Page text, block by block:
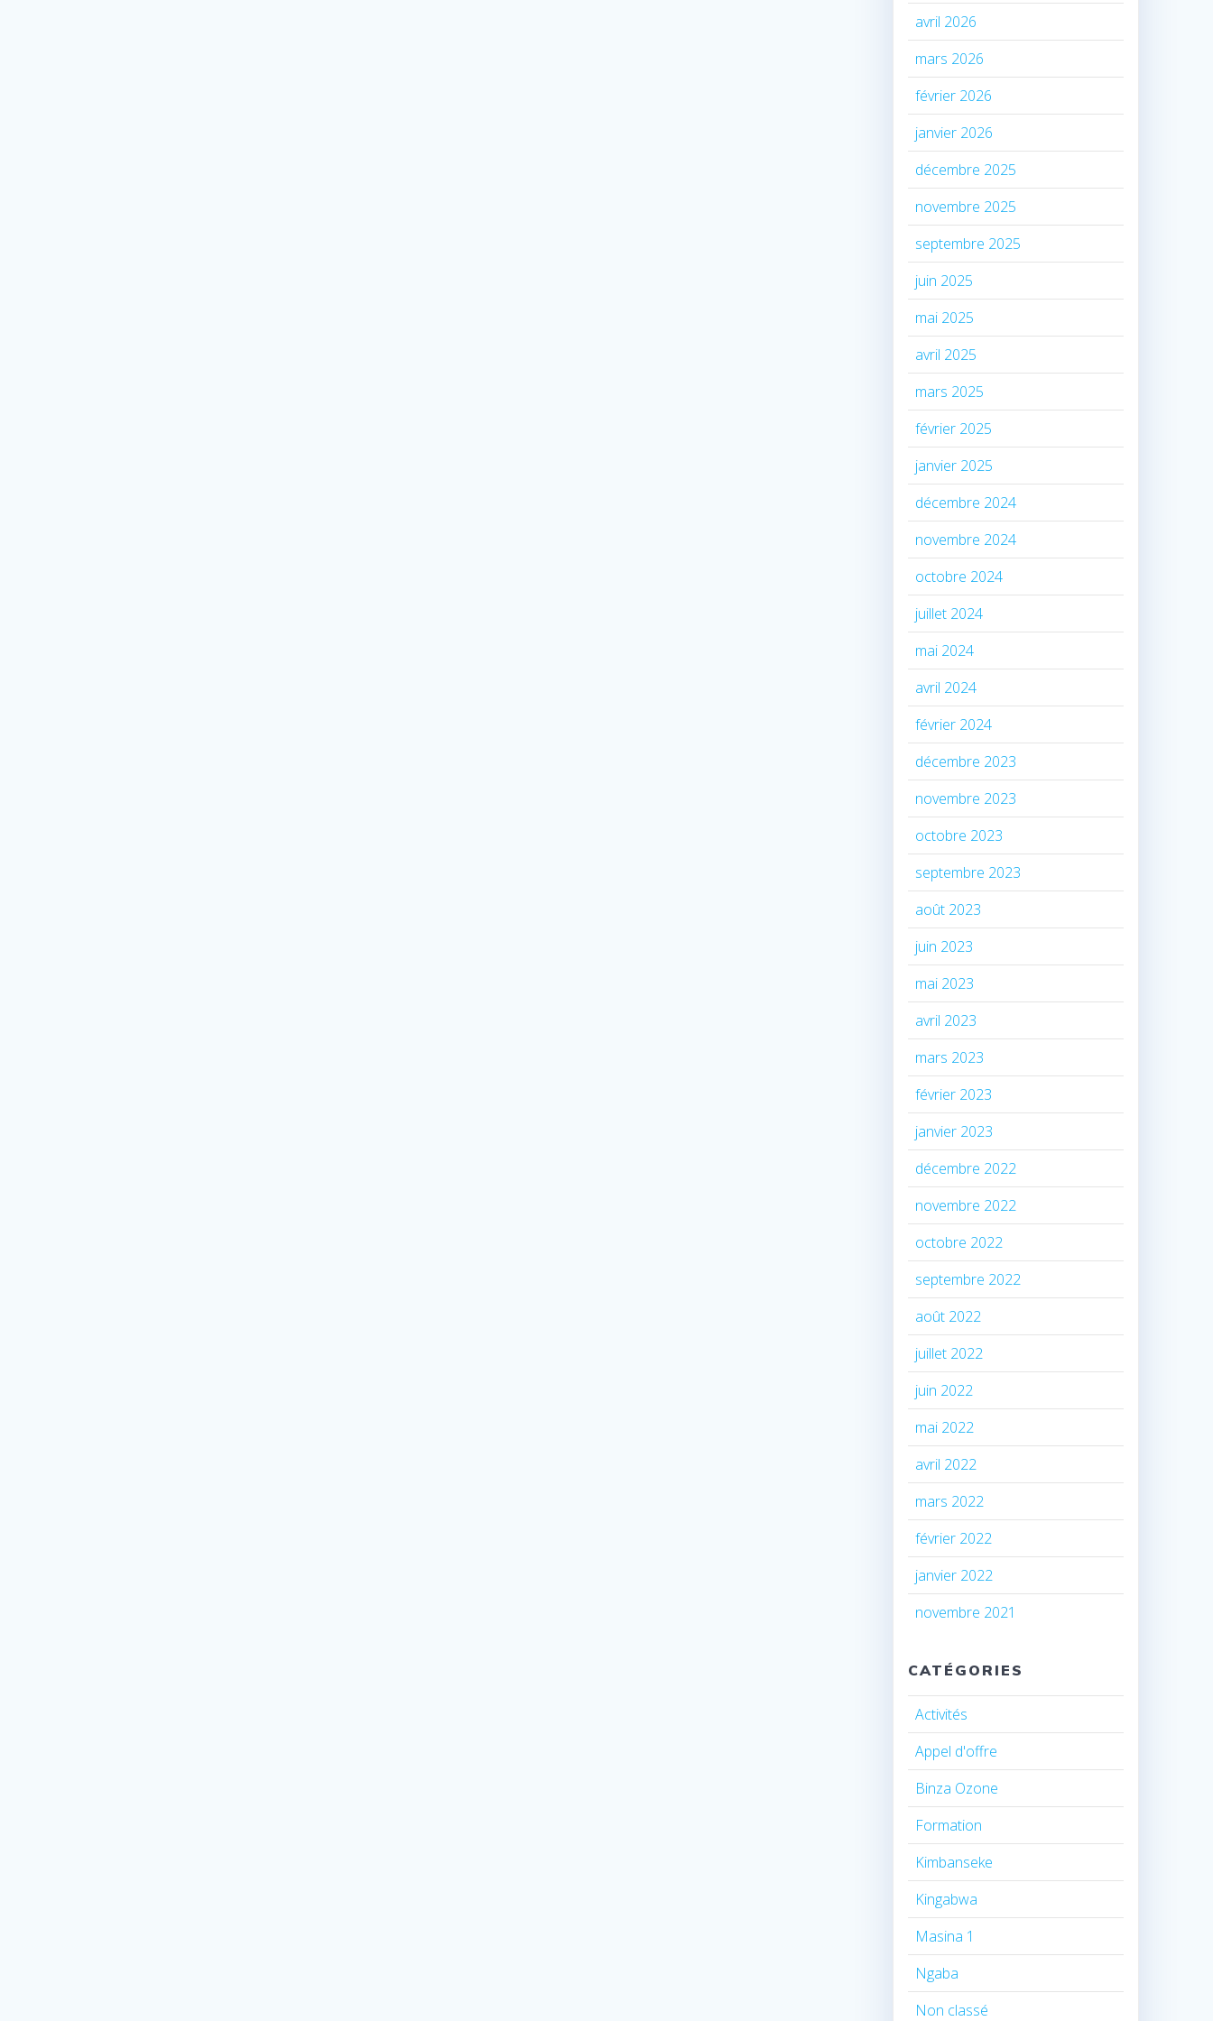
avril 2026
mars 2026
février 2026
janvier 2026
décembre 2025
novembre 2025
septembre 2025
juin 2025
mai 2025
avril 2025
mars 2025
février 2025
janvier 2025
décembre 2024
novembre 2024
octobre 2024
juillet 2024
mai 2024
avril 2024
février 2024
décembre 2023
novembre 2023
octobre 2023
septembre 2023
août 2023
juin 2023
mai 2023
avril 2023
mars 2023
février 2023
janvier 2023
décembre 2022
novembre 2022
octobre 2022
septembre 2022
août 2022
juillet 2022
juin 2022
mai 2022
avril 2022
mars 2022
février 2022
janvier 2022
novembre 2021
CATÉGORIES
Activités
Appel d'offre
Binza Ozone
Formation
Kimbanseke
Kingabwa
Masina 1
Ngaba
Non classé